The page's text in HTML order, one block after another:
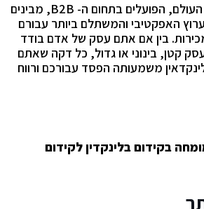
יותר ויותר עסקים בכל העולם, הפועלים בתחום ה- B2B, מבינים
האפקטיבי והמשתלם ביותר עבורם
בין אם אתם עסק של אדם בודד
קטן, בינוני או גדול, כל דקה שאתם
משמעותה הפסד עבורכם ורווח
בקידום בלינקדין לקידום